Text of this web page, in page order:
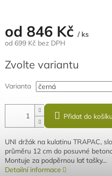
od 846 Kč / ks
od 699 Kč bez DPH
cena:
Zvolte variantu
Varianta
Přidat do košíku
UNI držák na kulatinu TRAPAC,
průměru 12 cm do posuvné
Montuje za podpěrnou lať tašky...
Detailní informace